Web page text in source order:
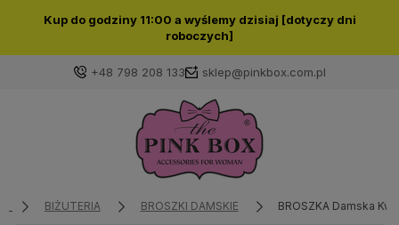
Kup do godziny 11:00 a wyślemy dzisiaj [dotyczy dni
roboczych]
+48 798 208 133 sklep@pinkbox.com.pl
Zaloguj się
BIŻUTERIA BROSZKI DAMSKIE BROSZKA Damska